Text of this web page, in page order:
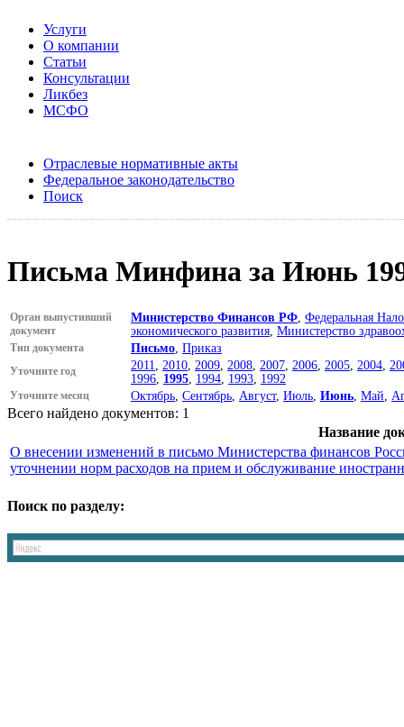
Услуги
О компании
Статьи
Консультации
Ликбез
МСФО
Отраслевые нормативные акты
Федеральное законодательство
Поиск
Письма Минфина за Июнь
Орган выпустивший
документ
Министерство Финансов РФ Федеральная
экономического развития Министерство
Тип документа Письмо Приказ
Уточните год 2011 2010 2009 2008 2007 2006 2005 2004
1996 1995 1994 1993 1992
Уточните месяц Октябрь Сентябрь Август, Июль Июнь Май
Всего найдено документов: 1
Название
О внесении изменений в письмо Министерства финансов
уточнении норм расходов на прием и обслуживание
Поиск по разделу: